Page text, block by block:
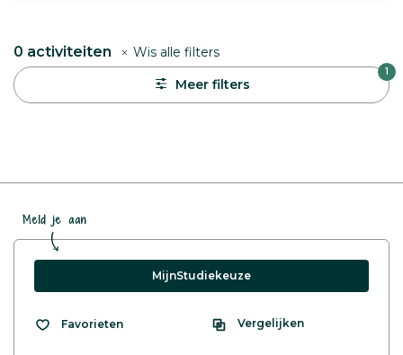
0 activiteiten
Wis alle filters
Meer filters
1
Meld je aan
MijnStudiekeuze
Favorieten Vergelijken